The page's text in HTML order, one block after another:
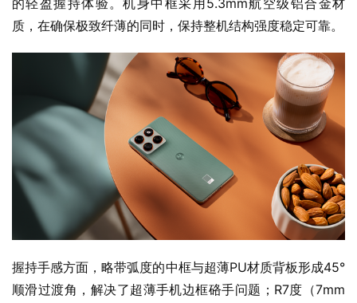
的轻盈握持体验。机身中框采用5.3mm航空级铝合金材
质，在确保极致纤薄的同时，保持整机结构强度稳定可靠。
握持手感方面，略带弧度的中框与超薄PU材质背板形成45°
顺滑过渡角，解决了超薄手机边框硌手问题；R7度（7mm